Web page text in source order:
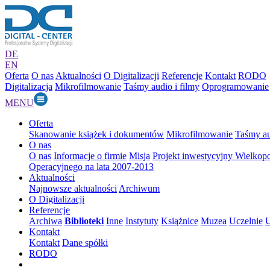
DE
EN
Oferta O nas Aktualności O Digitalizacji Referencje Kontakt RODO
Digitalizacja Mikrofilmowanie Taśmy audio i filmy Oprogramowanie
MENU
Oferta
Skanowanie książek i dokumentów Mikrofilmowanie Taśmy
O nas
O nas Informacje o firmie Misja Projekt inwestycyjny
Operacyjnego na lata 2007-2013
Aktualności
Najnowsze aktualności Archiwum
O Digitalizacji
Referencje
Archiwa Biblioteki Inne Instytuty Książnice Muzea Uczelnie
Kontakt
Kontakt Dane spółki
RODO